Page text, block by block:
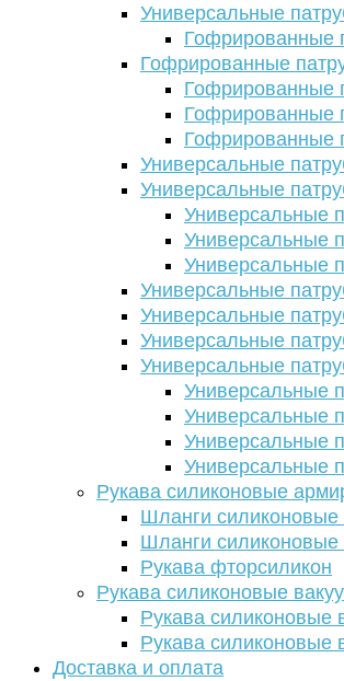
Универсальные
Гофрированные
Гофрированные
Гофрированные
Гофрированные
Гофрированные
Универсальные
Универсальные
Универсальные
Универсальные
Универсальные
Универсальные
Универсальные
Универсальные
Универсальные
Универсальные
Универсальные
Универсальные
Универсальные
Рукава силиконовые
Шланги
Шланги силиконовые
Рукава фторсиликон
Рукава силиконовые
Рукава силиконовые
Рукава силиконовые
Доставка и оплата